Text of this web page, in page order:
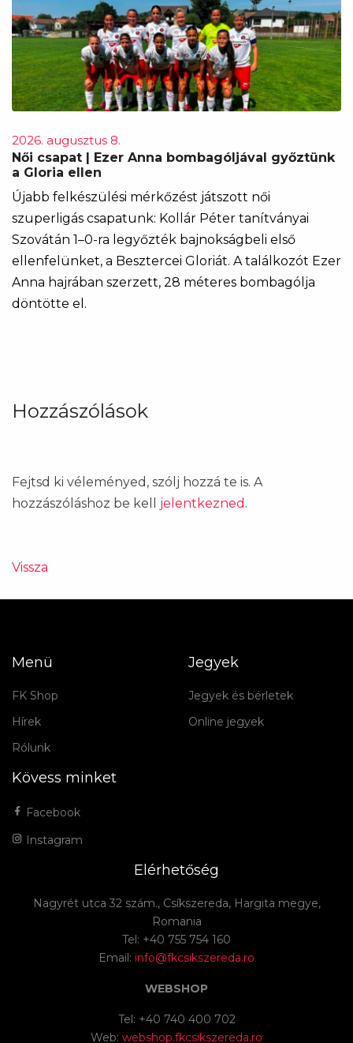
2026. augusztus 8.
Női csapat | Ezer Anna bombagóljával győztünk
a Gloria ellen
Újabb felkészülési mérkőzést játszott női
szuperligás csapatunk: Kollár Péter tanítványai
Szovátán 1–0-ra legyőzték bajnokságbeli első
ellenfelünket, a Besztercei Gloriát. A találkozót Ezer
Anna hajrában szerzett, 28 méteres bombagólja
döntötte el.
Hozzászólások
Fejtsd ki véleményed, szólj hozzá te is. A
hozzászóláshoz be kell jelentkezned .
Vissza
Menü
FK Shop
Hírek
Rólunk
Jegyek
Jegyek és bérletek
Online jegyek
Kövess minket
Facebook
Instagram
Elérhetőség
Nagyrét utca 32 szám., Csíkszereda, Hargita megye,
Romania
Tel: +40 755 754 160
Email: info@fkcsikszereda.ro
WEBSHOP
Tel: +40 740 400 702
Web: webshop.fkcsikszereda.ro